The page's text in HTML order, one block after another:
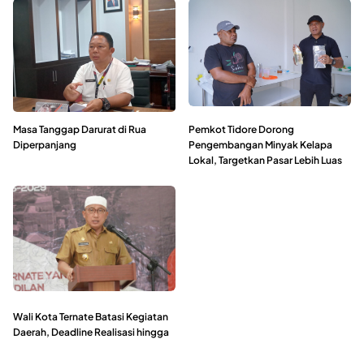
Masa Tanggap Darurat di Rua
Diperpanjang
Pemkot Tidore Dorong
Pengembangan Minyak Kelapa
Lokal, Targetkan Pasar Lebih Luas
Wali Kota Ternate Batasi Kegiatan
Daerah, Deadline Realisasi hingga